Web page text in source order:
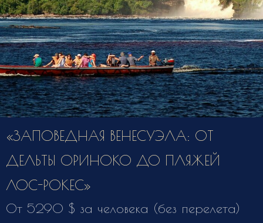
«ЗАПОВЕДНАЯ ВЕНЕСУЭЛА: ОТ
ДЕЛЬТЫ ОРИНОКО ДО ПЛЯЖЕЙ
ЛОС-РОКЕС»
От 5290 $ за человека (без перелета)